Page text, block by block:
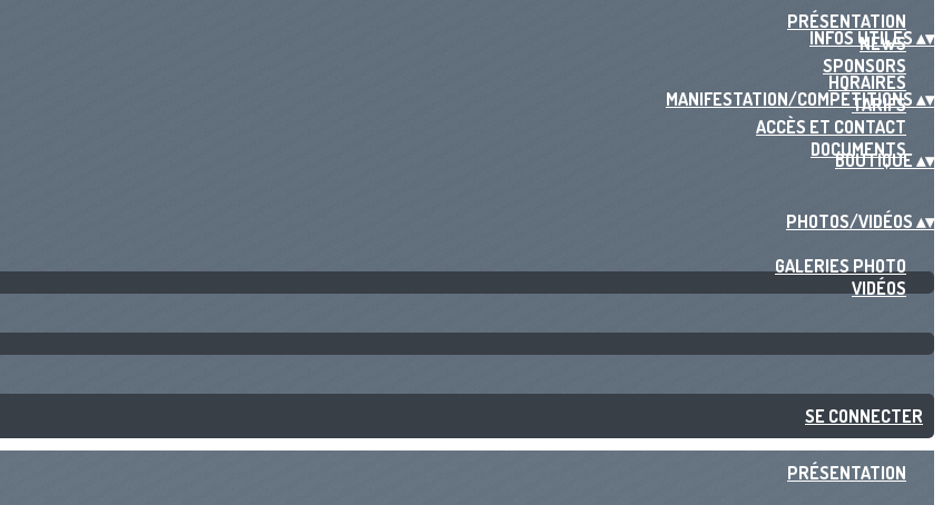
PRÉSENTATION
NEWS
SPONSORS
INFOS UTILES ▴▾
HORAIRES
TARIFS
ACCÈS ET CONTACT
DOCUMENTS
MANIFESTATION/COMPÉTITIONS ▴▾
BOUTIQUE ▴▾
PHOTOS/VIDÉOS ▴▾
GALERIES PHOTO
VIDÉOS
SE CONNECTER
PRÉSENTATION